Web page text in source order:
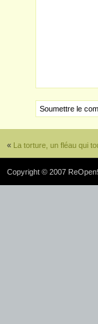
« La torture, un fléau qui
Copyright © 2007